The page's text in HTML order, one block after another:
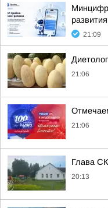
21:09
21:06
21:06
Глава
20:13